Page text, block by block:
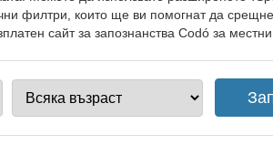
филтри, които ще ви помогнат да
сайт за запознанства Codó за